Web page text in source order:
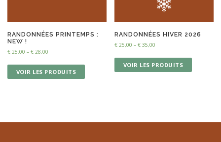
RANDONNÉES PRINTEMPS :
NEW !
€ 25,00 – € 28,00
VOIR LES PRODUITS
RANDONNÉES HIVER 2026
€ 25,00 –€ 35,00
VOIR LES PRODUITS